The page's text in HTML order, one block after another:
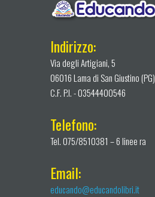
Indirizzo:
Via degli Artigiani, 5
06016 Lama di San Giustino (PG)
C.F. P.I. - 03544400546
Telefono:
Tel. 075/8510381 – 6 linee ra
Email:
educando@educandolibri.it